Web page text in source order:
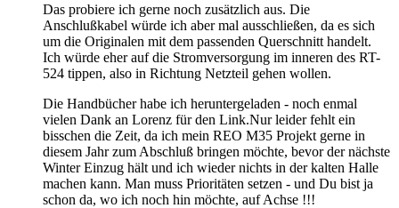
Das probiere ich gerne noch zusätzlich aus. Die
Anschlußkabel würde ich aber mal ausschließen, da es sich
um die Originalen mit dem passenden Querschnitt handelt.
Ich würde eher auf die Stromversorgung im inneren des RT-
524 tippen, also in Richtung Netzteil gehen wollen.
Die Handbücher habe ich heruntergeladen - noch enmal
vielen Dank an Lorenz für den Link.Nur leider fehlt ein
bisschen die Zeit, da ich mein REO M35 Projekt gerne in
diesem Jahr zum Abschluß bringen möchte, bevor der nächste
Winter Einzug hält und ich wieder nichts in der kalten Halle
machen kann. Man muss Prioritäten setzen - und Du bist ja
schon da, wo ich noch hin möchte, auf Achse !!!